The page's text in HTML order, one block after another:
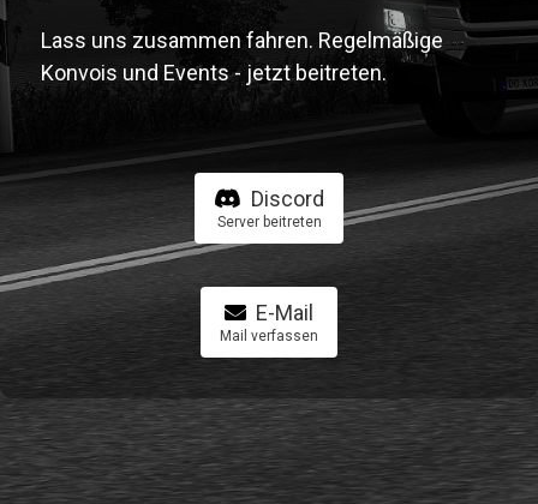
Lass uns zusammen fahren. Regelmäßige
Konvois und Events - jetzt beitreten.
Discord
Server beitreten
E-Mail
Mail verfassen